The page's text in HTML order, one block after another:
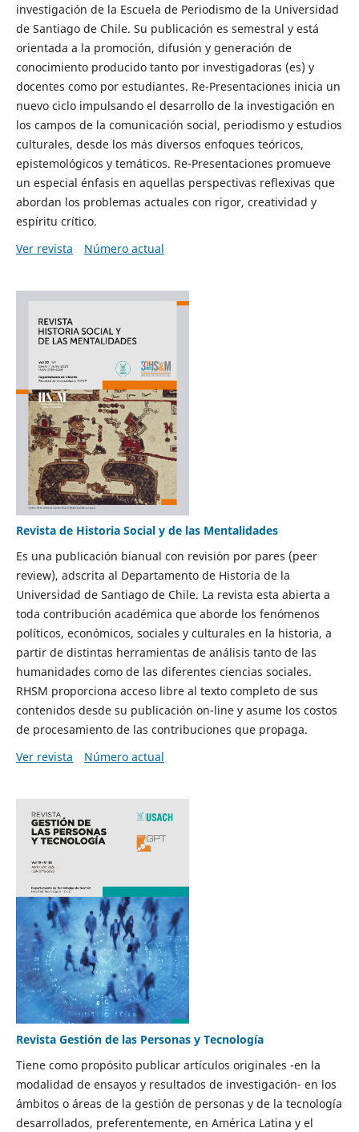
investigación de la Escuela de Periodismo de la Universidad
de Santiago de Chile. Su publicación es semestral y está
orientada a la promoción, difusión y generación de
conocimiento producido tanto por investigadoras (es) y
docentes como por estudiantes. Re-Presentaciones inicia un
nuevo ciclo impulsando el desarrollo de la investigación en
los campos de la comunicación social, periodismo y estudios
culturales, desde los más diversos enfoques teóricos,
epistemológicos y temáticos. Re-Presentaciones promueve
un especial énfasis en aquellas perspectivas reflexivas que
abordan los problemas actuales con rigor, creatividad y
espíritu crítico.
Ver revista
Número actual
Revista de Historia Social y de las Mentalidades
Es una publicación bianual con revisión por pares (peer
review), adscrita al Departamento de Historia de la
Universidad de Santiago de Chile. La revista esta abierta a
toda contribución académica que aborde los fenómenos
políticos, económicos, sociales y culturales en la historia, a
partir de distintas herramientas de análisis tanto de las
humanidades como de las diferentes ciencias sociales.
RHSM proporciona acceso libre al texto completo de sus
contenidos desde su publicación on-line y asume los costos
de procesamiento de las contribuciones que propaga.
Ver revista
Número actual
Revista Gestión de las Personas y Tecnología
Tiene como propósito publicar artículos originales -en la
modalidad de ensayos y resultados de investigación- en los
ámbitos o áreas de la gestión de personas y de la tecnología
desarrollados, preferentemente, en América Latina y el